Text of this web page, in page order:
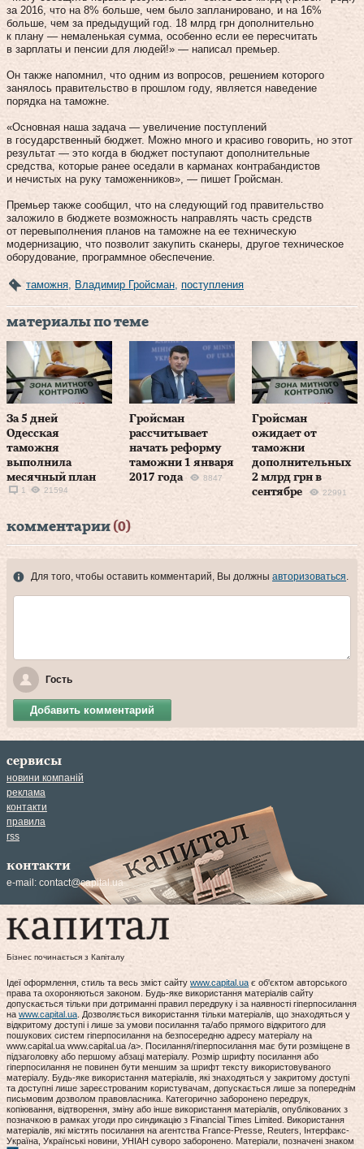
за 2016, что на 8% больше, чем было запланировано, и на 16%
больше, чем за предыдущий год. 18 млрд грн дополнительно
к плану — немаленькая сумма, особенно если ее пересчитать
в зарплаты и пенсии для людей!» — написал премьер.
Он также напомнил, что одним из вопросов, решением которого
занялось правительство в прошлом году, является наведение
порядка на таможне.
«Основная наша задача — увеличение поступлений
в государственный бюджет. Можно много и красиво говорить, но этот
результат — это когда в бюджет поступают дополнительные
средства, которые ранее оседали в карманах контрабандистов
и нечистых на руку таможенников», — пишет Гройсман.
Премьер также сообщил, что на следующий год правительство
заложило в бюджете возможность направлять часть средств
от перевыполнения планов на таможне на ее техническую
модернизацию, что позволит закупить сканеры, другое техническое
оборудование, программное обеспечение.
таможня Владимир Гройсман поступления
материалы по теме
За 5 дней
Одесская
таможня
выполнила
месячный план
1 21594
Гройсман
рассчитывает
начать реформу
таможни 1 января
2017 года
8847
Гройсман
ожидает от
таможни
дополнительных
2 млрд грн в
сентябре
22991
комментарии (0)
Для того, чтобы оставить комментарий, Вы должны авторизоваться.
Гость
Добавить комментарий
сервисы
новини компаній
реклама
контакти
правила
rss
контакти
e-mail: contact@capital.ua
Бізнес починається з Капіталу
Ідеї оформлення, стиль та весь зміст сайту www.capital.uaє об'єктом авторського
права та охороняються законом. Будь-яке використання матеріалів сайту
допускається тільки при дотриманні правил передруку і за наявності гіперпосилання
на www.capital.ua. Дозволяється використання тільки матеріалів, що знаходяться у
відкритому доступі і лише за умови посилання та/або прямого відкритого для
пошукових систем гіперпосилання на безпосередню адресу матеріалу на
www.capital.ua www.capital.ua /a>. Посилання/гіперпосилання має бути розміщене в
підзаголовку або першому абзаці матеріалу. Розмір шрифту посилання або
гіперпосилання не повинен бути меншим за шрифт тексту використовуваного
матеріалу. Будь-яке використання матеріалів, які знаходяться у закритому доступі
та доступні лише зареєстрованим користувачам, допускається лише за попереднім
письмовим дозволом правовласника. Категорично заборонено передрук,
копіювання, відтворення, зміну або інше використання матеріалів, опублікованих з
позначкою в рамках угоди про синдикацію з Financial Times Limited. Використання
матеріалів, які містять посилання на агентства France-Presse, Reuters, Інтерфакс-
Україна, Українські новини, УНІАН суворо заборонено. Матеріали, позначені знаком